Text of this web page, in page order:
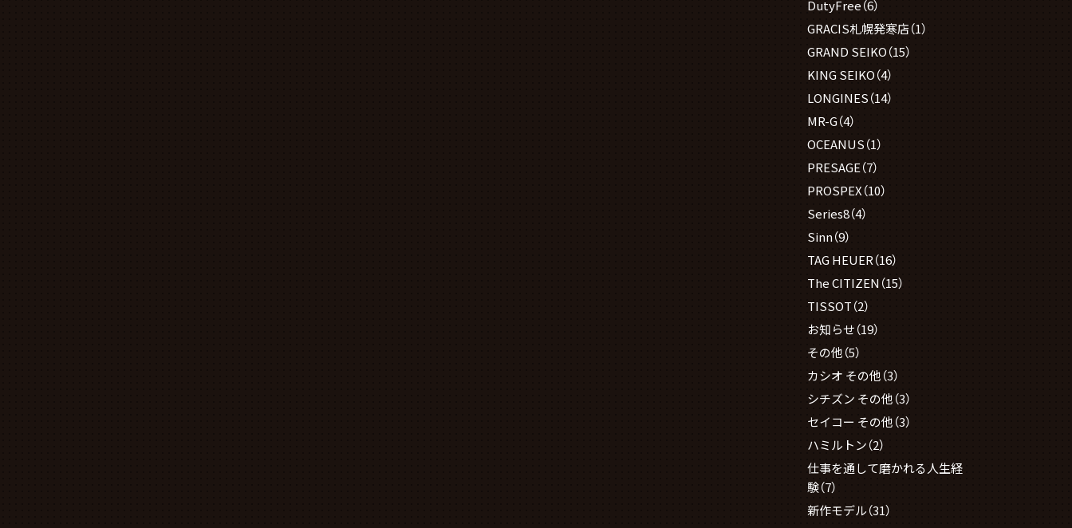
DutyFree（6）
GRACIS札幌発寒店（1）
GRAND SEIKO（15）
KING SEIKO（4）
LONGINES（14）
MR-G（4）
OCEANUS（1）
PRESAGE（7）
PROSPEX（10）
Series8（4）
Sinn（9）
TAG HEUER（16）
The CITIZEN （15）
TISSOT（2）
お知らせ（19）
その他（5）
カシオ その他（3）
シチズン その他（3）
セイコー その他（3）
ハミルトン（2）
仕事を通して磨かれる人生経
験（7）
新作モデル（31）